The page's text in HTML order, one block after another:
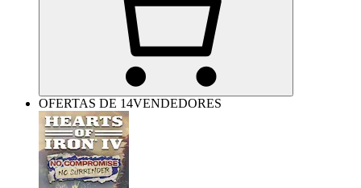
OFERTAS DE 14VENDEDORES